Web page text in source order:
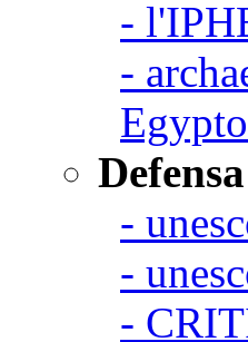
-
-
-
-
-